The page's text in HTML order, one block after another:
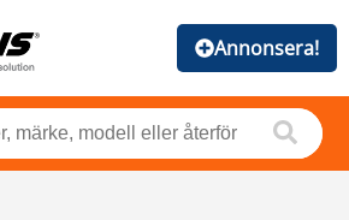
Annonsera!